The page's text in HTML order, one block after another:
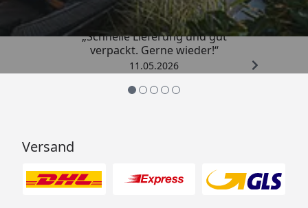
„Schnelle Lieferung und gut
verpackt. Gerne wieder!“
11.05.2026
Versand